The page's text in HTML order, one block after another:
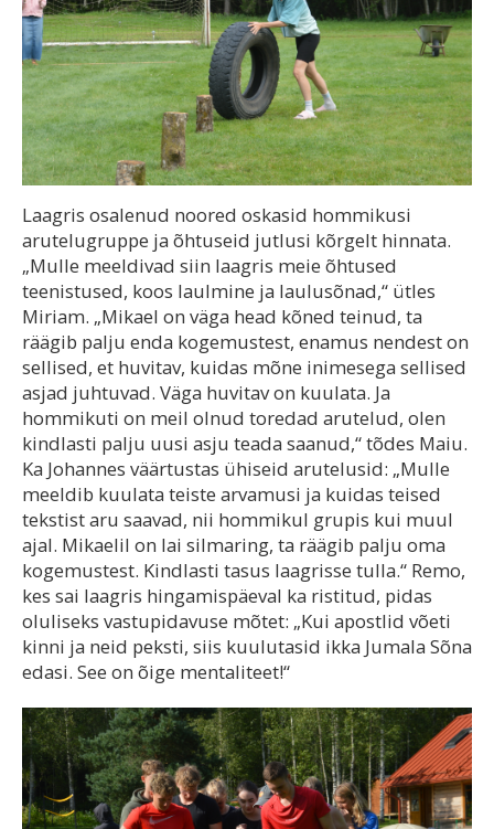
Laagris osalenud noored oskasid hommikusi
arutelugruppe ja õhtuseid jutlusi kõrgelt hinnata.
„Mulle meeldivad siin laagris meie õhtused
teenistused, koos laulmine ja laulusõnad,“ ütles
Miriam. „Mikael on väga head kõned teinud, ta
räägib palju enda kogemustest, enamus nendest on
sellised, et huvitav, kuidas mõne inimesega sellised
asjad juhtuvad. Väga huvitav on kuulata. Ja
hommikuti on meil olnud toredad arutelud, olen
kindlasti palju uusi asju teada saanud,“ tõdes Maiu.
Ka Johannes väärtustas ühiseid arutelusid: „Mulle
meeldib kuulata teiste arvamusi ja kuidas teised
tekstist aru saavad, nii hommikul grupis kui muul
ajal. Mikaelil on lai silmaring, ta räägib palju oma
kogemustest. Kindlasti tasus laagrisse tulla.“ Remo,
kes sai laagris hingamispäeval ka ristitud, pidas
oluliseks vastupidavuse mõtet: „Kui apostlid võeti
kinni ja neid peksti, siis kuulutasid ikka Jumala Sõna
edasi. See on õige mentaliteet!“